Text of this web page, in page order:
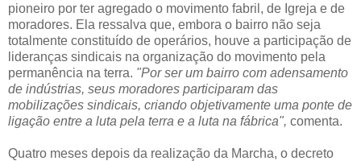
pioneiro por ter agregado o movimento fabril, de Igreja e de
moradores. Ela ressalva que, embora o bairro não seja
totalmente constituído de operários, houve a participação de
lideranças sindicais na organização do movimento pela
permanência na terra. "Por ser um bairro com adensamento
de indústrias, seus moradores participaram das
mobilizações sindicais, criando objetivamente uma ponte de
ligação entre a luta pela terra e a luta na fábrica", comenta.
Quatro meses depois da realização da Marcha, o decreto